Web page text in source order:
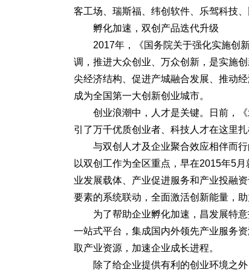
客工场、瑞斯福、纬创软件、乐驾科技、
孵化加速，双创产品迭代升级
2017年，《国务院关于强化实施创
调，推进大众创业、万众创新，是实施
尖经济结构、促进产城融合发展、推动
成为全国第一大创新创业城市。
创业浪潮中，人才是关键。日前，
引了万千优质创业者、科技人才在这里
与双创人才及企业聚合效应相伴而
以双创工作为全区重点，早在2015年5
业发展载体、产业促进服务和产业投融
要素的系统联动，全面激活创新能量，助
为了帮助企业孵化加速，昌发展特
一站式平台，集成国内外领先产业服务
取产业资源，加速企业成长进程。
除了给企业提供有利的创业环境之